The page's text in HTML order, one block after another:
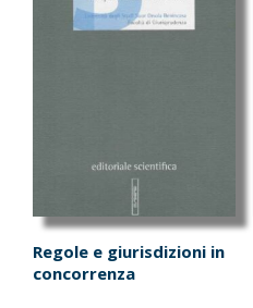
Regole e giurisdizioni in
concorrenza